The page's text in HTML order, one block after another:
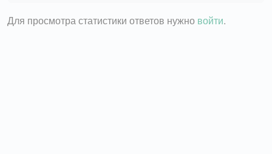
Для просмотра статистики ответов нужно войти.